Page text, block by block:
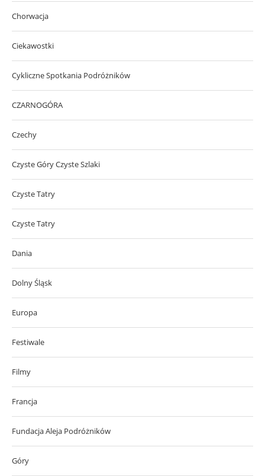
Chorwacja
Ciekawostki
Cykliczne Spotkania Podróżników
CZARNOGÓRA
Czechy
Czyste Góry Czyste Szlaki
Czyste Tatry
Czyste Tatry
Dania
Dolny Śląsk
Europa
Festiwale
Filmy
Francja
Fundacja Aleja Podróżników
Góry